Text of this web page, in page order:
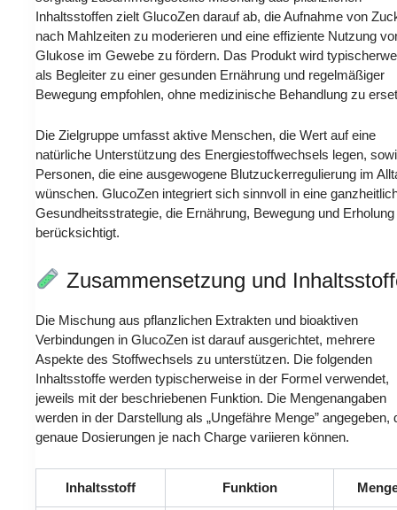
Inhaltsstoffen zielt GlucoZen darauf ab, die Aufnahme von
nach Mahlzeiten zu moderieren und eine effiziente Nutzung
Glukose im Gewebe zu fördern. Das Produkt wird
als Begleiter zu einer gesunden Ernährung und regelmäßiger
Bewegung empfohlen, ohne medizinische Behandlung zu
Die Zielgruppe umfasst aktive Menschen, die Wert auf eine
natürliche Unterstützung des Energiestoffwechsels legen,
Personen, die eine ausgewogene Blutzuckerregulierung im
wünschen. GlucoZen integriert sich sinnvoll in eine
Gesundheitsstrategie, die Ernährung, Bewegung und Erholung
berücksichtigt.
Zusammensetzung und
Die Mischung aus pflanzlichen Extrakten und bioaktiven
Verbindungen in GlucoZen ist darauf ausgerichtet, mehrere
Aspekte des Stoffwechsels zu unterstützen. Die folgenden
Inhaltsstoffe werden typischerweise in der Formel verwendet,
jeweils mit der beschriebenen Funktion. Die Mengenangaben
werden in der Darstellung als „Ungefähre Menge” angegeben,
genaue Dosierungen je nach Charge variieren können.
Inhaltsstoff Funktion